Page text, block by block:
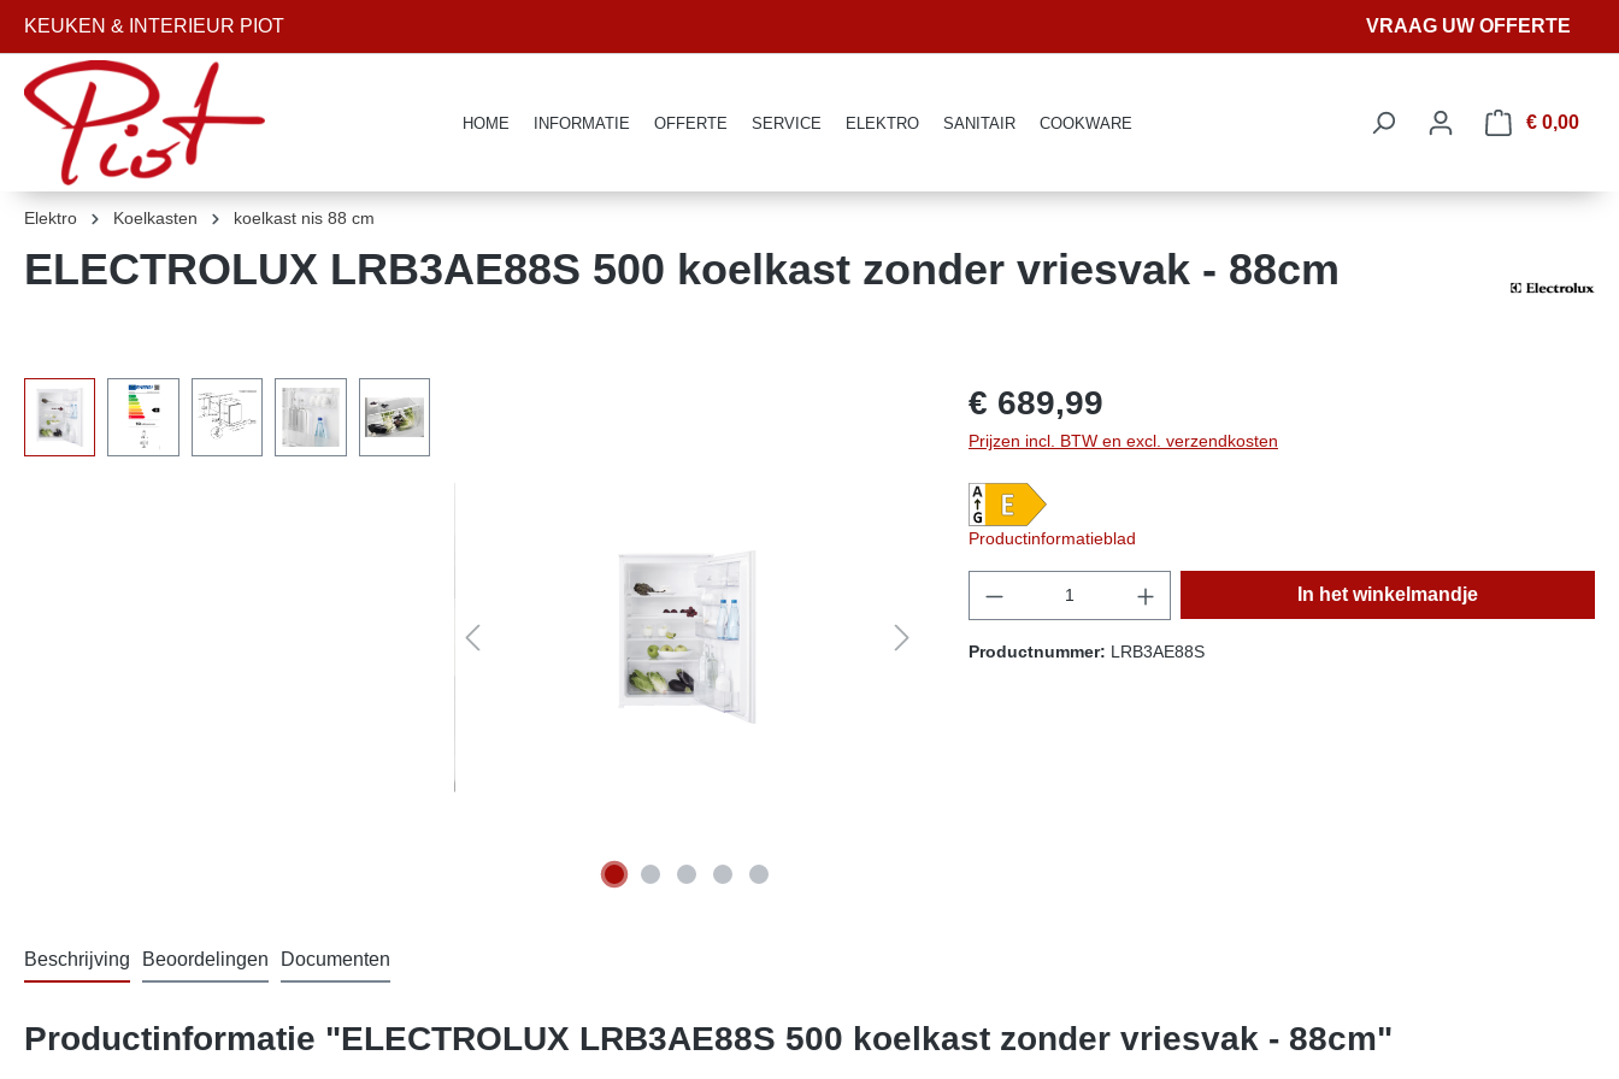
general.skipToNavigation
KEUKEN & INTERIEUR PIOT VRAAG UW OFFERTE
HOME INFORMATIE OFFERTE SERVICE ELEKTRO SANITAIR COOKWARE € 0,00
Elektro Koelkasten koelkast nis 88 cm
ELECTROLUX LRB3AE88S 500 koelkast zonder vriesvak - 88cm
component.cms.imageGallery.skipImageGallery € 689,99
Prijzen incl. BTW en excl. verzendkosten
Productinformatieblad
component.product.quantitySelect.legend
In het winkelmandje
Productnummer: LRB3AE88S
Beschrijving Beoordelingen Documenten
Productinformatie "ELECTROLUX LRB3AE88S 500 koelkast zonder vriesvak - 88cm"